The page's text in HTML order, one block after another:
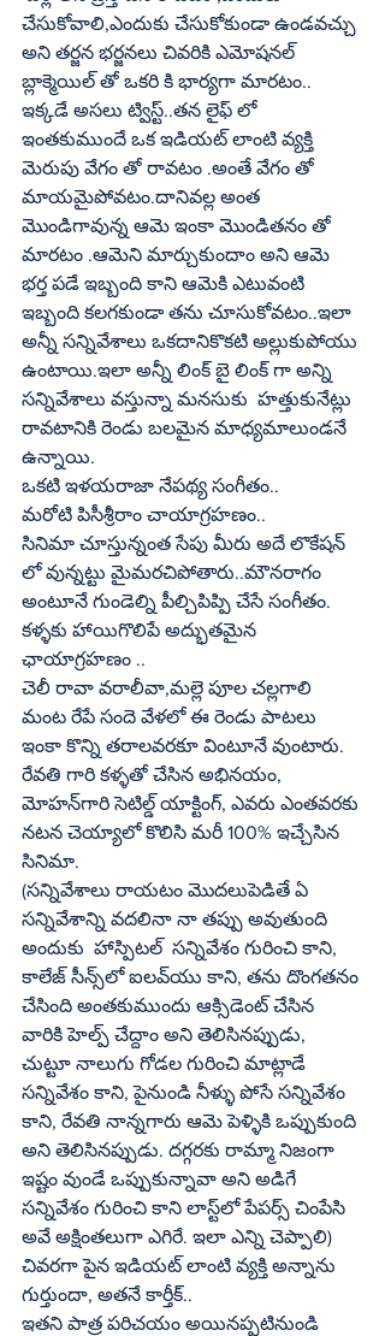
చేసుకోవాలి,ఎందుకు చేసుకోకుండా ఉండవచ్చు
అని తర్జన భర్జనలు చివరికి ఎమోషనల్‌
బ్లాక్మెయిల్‌ తో ఒకరి కి భార్యగా మారటం..
ఇక్కడే అసలు ట్విస్ట్‌..తన లైఫ్‌ లో
ఇంతకుముందే ఒక ఇడియట్‌ లాంటి వ్యక్తి
మెరుపు వేగం తో రావటం .అంతే వేగం తో
మాయమైపోవటం.దానివల్ల అంత
మొండిగావున్న ఆమె ఇంకా మొండితనం తో
మారటం .ఆమెని మార్చుకుందాం అని ఆమె
భర్త పడే ఇబ్బంది కాని ఆమెకి ఎటువంటి
ఇబ్బంది కలగకుండా తను చూసుకోవటం..ఇలా
అన్నీ సన్నివేశాలు ఒకదానికొకటి అల్లుకుపోయు
ఉంటాయి.ఇలా అన్నీ లింక్‌ బై లింక్‌ గా అన్ని
సన్నివేశాలు వస్తున్నా మనసుకు  హత్తుకునేట్లు
రావటానికి రెండు బలమైన మాధ్యమాలుండనే
ఉన్నాయి.
ఒకటి ఇళయరాజా నేపథ్య సంగీతం..
మరోటి పిసీశ్రీరాం చాయాగ్రహణం..
సినిమా చూస్తున్నంత సేపు మీరు అదే లొకేషన్‌
లో వున్నట్టు మైమరచిపోతారు..మౌనరాగం
అంటూనే గుండెల్ని పీల్చిపిప్పి చేసే సంగీతం.
కళ్ళకు హాయిగొలిపే అద్భుతమైన
ఛాయాగ్రహణం ..
చెలీ రావా వరాలీవా,మల్లె పూల చల్లగాలి
మంట రేపే సందె వేళలో ఈ రెండు పాటలు
ఇంకా కొన్ని తరాలవరకూ వింటూనే వుంటారు.
రేవతి గారి కళ్ళతో చేసిన అభినయం,
మోహన్‌గారి సెటిల్డ్‌ యాక్టింగ్‌, ఎవరు ఎంతవరకు
నటన చెయ్యాలో కొలిసి మరీ 100% ఇచ్చేసిన
సినిమా.
(సన్నివేశాలు రాయటం మొదలుపెడితే ఏ
సన్నివేశాన్ని వదలినా నా తప్పు అవుతుంది
అందుకు  హాస్పిటల్‌  సన్నివేశం గురించి కాని,
కాలేజ్‌ సీన్స్‌లో ఐలవ్‌యు కాని, తను దొంగతనం
చేసింది అంతకుముందు ఆక్సిడెంట్‌ చేసిన
వారికి హెల్ప్‌ చేద్దాం అని తెలిసినప్పుడు,
చుట్టూ నాలుగు గోడల గురించి మాట్లాడే
సన్నివేశం కాని, పైనుండి నీళ్ళు పోసే సన్నివేశం
కాని, రేవతి నాన్నగారు ఆమె పెళ్ళికి ఒప్పుకుంది
అని తెలిసినప్పుడు. దగ్గరకు రామ్మా నిజంగా
ఇష్టం వుండే ఒప్పుకున్నావా అని అడిగే
సన్నివేశం గురించి కాని లాస్ట్‌లో పేపర్స్‌ చింపేసి
అవే అక్షింతలుగా ఎగిరే. ఇలా ఎన్ని చెప్పాలి)
చివరగా పైన ఇడియట్‌ లాంటి వ్యక్తి అన్నాను
గుర్తుందా, అతనే కార్తీక్‌..
ఇతని పాత్ర పరిచయం అయినప్పటినుండి